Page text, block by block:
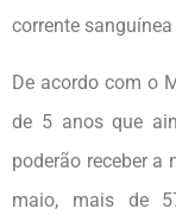
corrente sanguínea
De acordo com o
de 5 anos que
poderão receber a
maio, mais de